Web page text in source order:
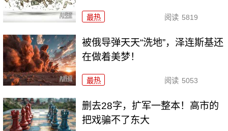
最热 阅读 5819
被俄导弹天天“洗地”，泽连斯基还
在做着美梦！
最热 阅读 5053
删去28字，扩军一整本！高市的
把戏骗不了东大